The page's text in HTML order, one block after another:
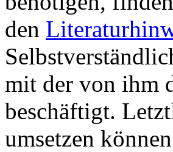
den
mit der von ihm
beschäftigt.
umsetzen